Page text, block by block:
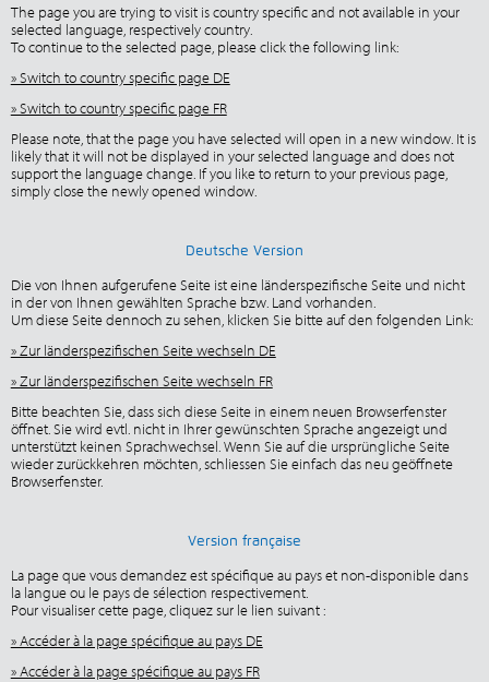
The page you are trying to visit is country specific and not available in your
selected language, respectively country.
To continue to the selected page, please click the following link:
» Switch to country specific page DE
» Switch to country specific page FR
Please note, that the page you have selected will open in a new window. It is
likely that it will not be displayed in your selected language and does not
support the language change. If you like to return to your previous page,
simply close the newly opened window.
Deutsche Version
Die von Ihnen aufgerufene Seite ist eine länderspezifische Seite und nicht
in der von Ihnen gewählten Sprache bzw. Land vorhanden.
Um diese Seite dennoch zu sehen, klicken Sie bitte auf den folgenden Link:
» Zur länderspezifischen Seite wechseln DE
» Zur länderspezifischen Seite wechseln FR
Bitte beachten Sie, dass sich diese Seite in einem neuen Browserfenster
öffnet. Sie wird evtl. nicht in Ihrer gewünschten Sprache angezeigt und
unterstützt keinen Sprachwechsel. Wenn Sie auf die ursprüngliche Seite
wieder zurückkehren möchten, schliessen Sie einfach das neu geöffnete
Browserfenster.
Version française
La page que vous demandez est spécifique au pays et non-disponible dans
la langue ou le pays de sélection respectivement.
Pour visualiser cette page, cliquez sur le lien suivant :
» Accéder à la page spécifique au pays DE
» Accéder à la page spécifique au pays FR